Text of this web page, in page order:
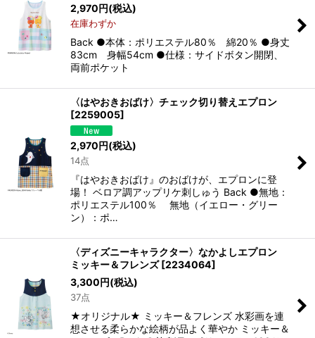
2,970円(税込)
在庫わずか
Back ●本体：ポリエステル80％ 綿20％ ●身丈
83cm 身幅54cm ●仕様：サイドボタン開閉、
両前ポケット
〈はやおきおばけ〉チェック切り替えエプロン
[2259005]
2,970円(税込)
14点
『はやおきおばけ』のおばけが、エプロンに登
場！ ベロア調アップリケ刺しゅう Back ●無地：
ポリエステル100％ 無地（イエロー・グリー
ン）：ポ…
〈ディズニーキャラクター〉なかよしエプロン
ミッキー＆フレンズ [2234064]
3,300円(税込)
37点
★オリジナル★ ミッキー＆フレンズ 水彩画を連
想させる柔らかな絵柄が品よく華やか ミッキー＆